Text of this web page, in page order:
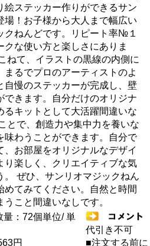
絵ステッカー作りができるサン
場！お子様から大人まで幅広い
クねんどです。リピート率№１
な使い方と楽しさにありま
ねて、イラストの黒線の内側に
るでプロのアーティストのよ
自慢のステッカーが完成し、壁
できます。自分だけのオリジナ
るキットとして大活躍間違いな
とで、創造力や集中力を養いな
味わうことができます。自分で
お部屋をオリジナルなデザイ
り楽しく、クリエイティブな気
。 ぜひ、サンリオマジックねん
めてみてください。自然と時間
こと間違いなしです。
量：72個単位/ 単
円
代引き不可
■注文する前に